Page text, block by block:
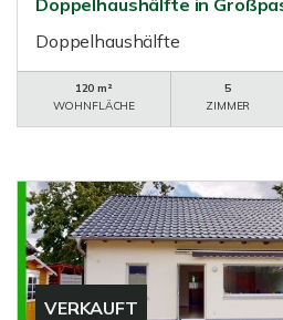
Doppelhaushälfte in
Doppelhaushälfte
120 m²
WOHNFLÄCHE
5
ZIMMER
VERKAUFT